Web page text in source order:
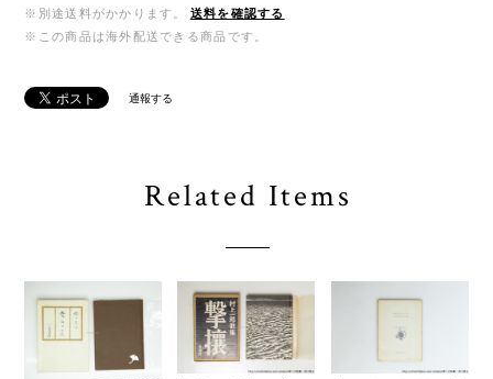
※別途送料がかかります。
送料を確認する
※この商品は海外配送できる商品です。
通報する
Related Items